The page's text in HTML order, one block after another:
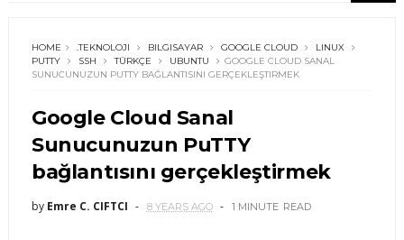
HOME .TEKNOLOJI BILGISAYAR GOOGLE CLOUD
LINUX
PUTTY
SSH TÜRKÇE UBUNTU
GOOGLE CLOUD SANAL
SUNUCUNUZUN PUTTY BAĞLANTISINI GERÇEKLEŞTIRMEK
Google Cloud Sanal
Sunucunuzun PuTTY
bağlantısını gerçekleştirmek
by Emre C. CIFTCI 8 YEARS AGO 1 MINUTE READ